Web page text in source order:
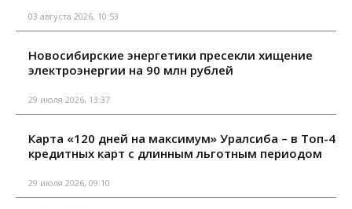
03 августа 2026, 10:53
Новосибирские энергетики пресекли хищение
электроэнергии на 90 млн рублей
29 июля 2026, 13:37
Карта «120 дней на максимум» Уралсиба – в Топ-4
кредитных карт с длинным льготным периодом
29 июля 2026, 09:10